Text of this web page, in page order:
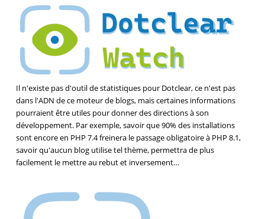
Il n'existe pas d'outil de statistiques pour Dotclear, ce n'est pas
dans l'ADN de ce moteur de blogs, mais certaines informations
pourraient être utiles pour donner des directions à son
développement. Par exemple, savoir que 90% des installations
sont encore en PHP 7.4 freinera le passage obligatoire à PHP 8.1,
savoir qu'aucun blog utilise tel thème, permettra de plus
facilement le mettre au rebut et inversement…